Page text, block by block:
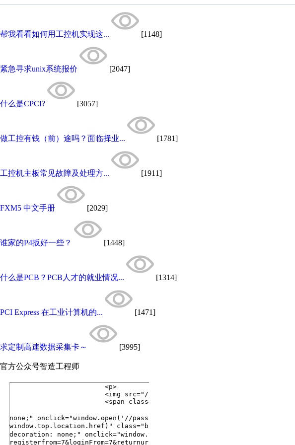
帮我看看如何用工控机实现这... [1148]
紧急寻求unix系统报价 [2047]
什么是CPCI? [3057]
做工控有钱（前）途吗？面临择业... [1781]
工控机主板常见故障及处理方... [1911]
FXM5 中文手册 [2029]
谁家的P4扳好一些？ [1448]
什么是PCB？PCB人才的就业情况... [1314]
PCI Express 在工业计算机的... [1471]
求定制高速数据采集卡～ [3995]
官方公众号智造工程师